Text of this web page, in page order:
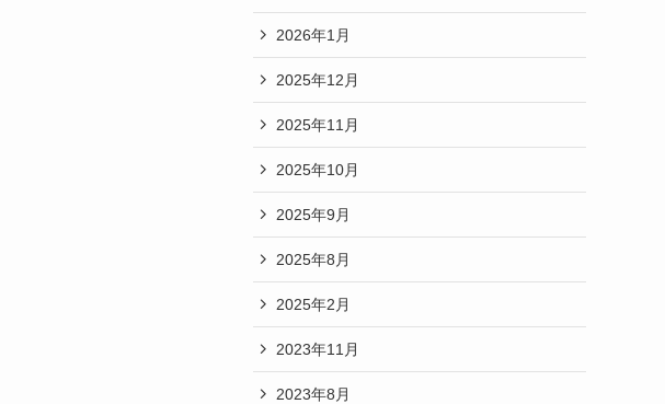
2026年1月
2025年12月
2025年11月
2025年10月
2025年9月
2025年8月
2025年2月
2023年11月
2023年8月